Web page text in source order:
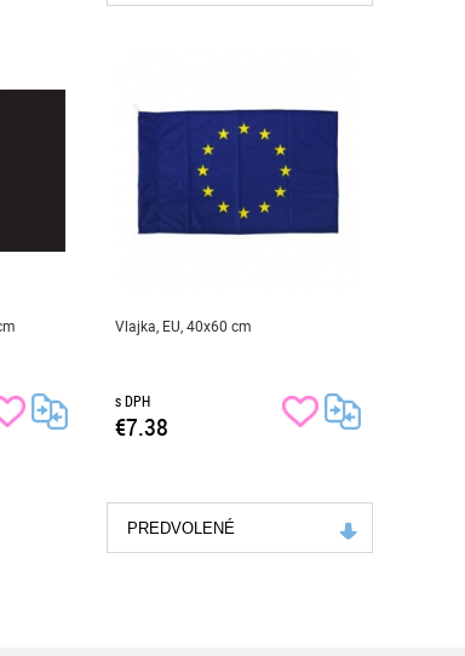
Vlajka, EU, 40x60 cm
s DPH
€7.38
PREDVOLENÉ